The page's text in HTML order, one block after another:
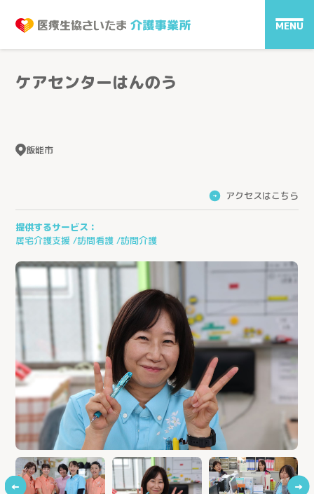
MENU
ケアセンターはんのう
飯能市
→ アクセスはこちら
提供するサービス：
居宅介護支援
訪問看護 訪問介護
← →